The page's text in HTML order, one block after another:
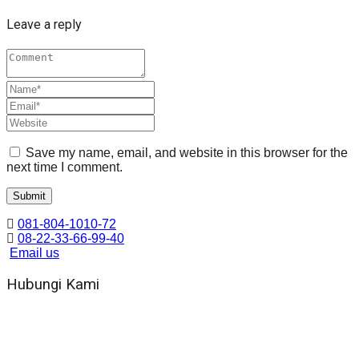
Leave a reply
Save my name, email, and website in this browser for the
next time I comment.
081-804-1010-72
08-22-33-66-99-40
Email us
Hubungi Kami